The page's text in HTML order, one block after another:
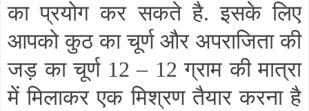
का प्रयोग कर सकते है. इसके लिए
आपको कुठ का चूर्ण और अपराजिता की
जड़ का चूर्ण 12– 12 ग्राम की मात्रा
में मिलाकर एक मिश्रण तैयार करना है